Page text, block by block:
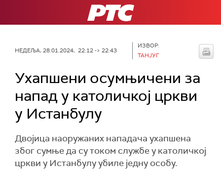
РТС
НЕДЕЉА, 28.01.2024, 22:12 -> 22:43
ИЗВОР:
ТАНЈУГ
Ухапшени осумњичени за
напад у католичкој цркви
у Истанбулу
Двојица наоружаних нападача ухапшена
због сумње да су током службе у католичкој
цркви у Истанбулу убиле једну особу.